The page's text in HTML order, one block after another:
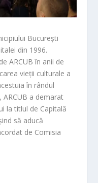
București
din 1996.
ARCUB în anii de
vieții culturale a
în rândul
ARCUB a demarat
la titlul de Capitală
să aducă
de Comisia